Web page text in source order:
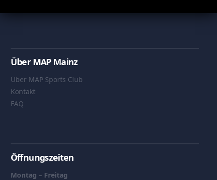
Über MAP Mainz
Über MAP Sports Club
Kontakt
FAQ
Öffnungszeiten
Montag – Freitag